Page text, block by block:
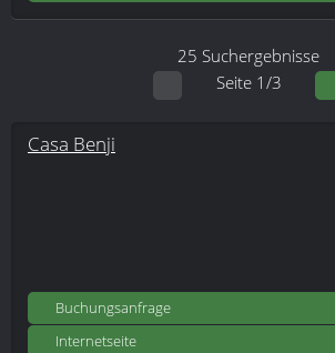
25 Suchergebnisse
Seite 1/3
Casa Benji
Buchungsanfrage
Internetseite